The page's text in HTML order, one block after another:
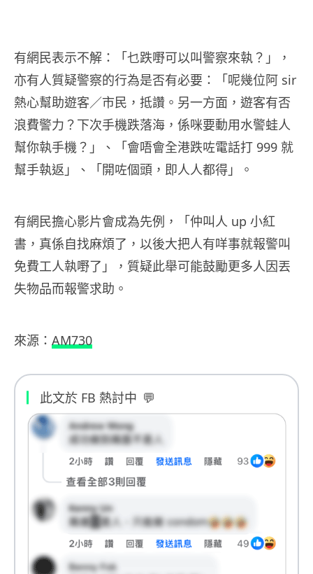
有網民表示不解：「乜跌嘢可以叫警察來執？」，
亦有人質疑警察的行為是否有必要：「呢幾位阿 sir
熱心幫助遊客／市民，抵讚。另一方面，遊客有否
浪費警力？下次手機跌落海，係咪要動用水警蛙人
幫你執手機？」、「會唔會全港跌咗電話打 999 就
幫手執返」、「開咗個頭，即人人都得」。
有網民擔心影片會成為先例，「仲叫人 up 小紅
書，真係自找麻煩了，以後大把人有咩事就報警叫
免費工人執嘢了」，質疑此舉可能鼓勵更多人因丟
失物品而報警求助。
來源： AM730
此文於 FB 熱討中 💬